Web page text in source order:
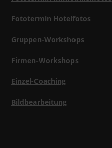
Fototermin Hotelfotos
Gruppen-Workshops
Firmen-Workshops
Einzel-Coaching
Bildbearbeitung